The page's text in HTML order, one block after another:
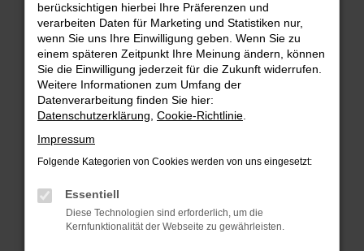
Fehler: Network Error
Beim Laden ist ein Fehler aufgetreten.
Hier sind ein paar Tipps, die dir helfen können:
Überprüfe deine Firewall und deine
Internetverbindung.
Laden andere Webseiten, zum Beispiel deine
Manche Erweiterungen, wie Werbeblocker,
können das Laden bestimmter Seiten
verhindern. Funktioniert die Seite in einem
berücksichtigen hierbei Ihre Präferenzen und
verarbeiten Daten für Marketing und Statistiken nur,
wenn Sie uns Ihre Einwilligung geben. Wenn Sie zu
einem späteren Zeitpunkt Ihre Meinung ändern, können
Sie die Einwilligung jederzeit für die Zukunft widerrufen.
Weitere Informationen zum Umfang der
Datenverarbeitung finden Sie hier:
Datenschutzerklärung Cookie-Richtlinie
Impressum
Folgende Kategorien von Cookies werden von uns eingesetzt:
Essentiell
Diese Technologien sind erforderlich, um die
Kernfunktionalität der Webseite zu gewährleisten.